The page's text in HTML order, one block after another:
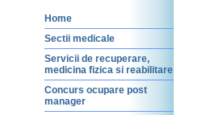
Home
Sectii medicale
Servicii de recuperare,
medicina fizica si reabilitare
Concurs ocupare post
manager